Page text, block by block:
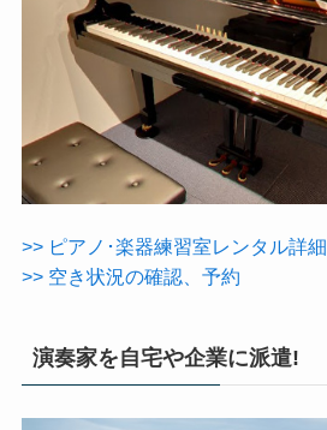
>> ピアノ･楽器練習室レンタル詳細
>> 空き状況の確認、予約
演奏家を自宅や企業に派遣!